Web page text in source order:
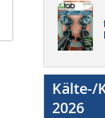
Kälte-/
2026